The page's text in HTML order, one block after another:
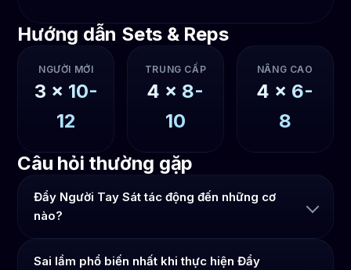
Hướng dẫn Sets & Reps
NGƯỜI MỚI
3 x 10-
12
TRUNG CẤP
4 x 8-
10
NÂNG CAO
4 x 6-
8
Câu hỏi thường gặp
Đẩy Người Tay Sát tác động đến những cơ
nào?
Sai lầm phổ biến nhất khi thực hiện Đẩy